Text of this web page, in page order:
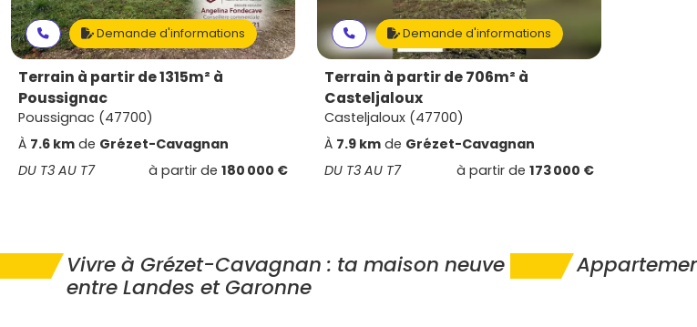
Demande d'informations
Terrain à partir de 1315m² à
Poussignac
Poussignac (47700)
À 7.6 km de Grézet-Cavagnan
DU T3 AU T7
à partir de 180 000 €
Demande d'informations
Terrain à partir de 706m² à
Casteljaloux
Casteljaloux (47700)
À 7.9 km de Grézet-Cavagnan
DU T3 AU T7
à partir de 173 000 €
Vivre à Grézet-Cavagnan : ta maison neuve
entre Landes et Garonne